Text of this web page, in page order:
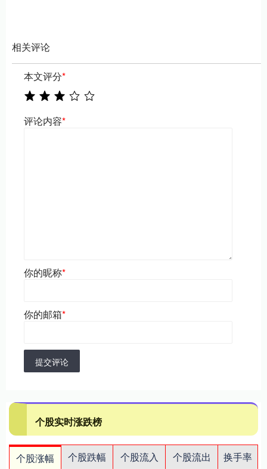
相关评论
本文评分*
评论内容*
你的昵称*
你的邮箱*
提交评论
个股实时涨跌榜
个股涨幅 个股跌幅 个股流入 个股流出
换手率